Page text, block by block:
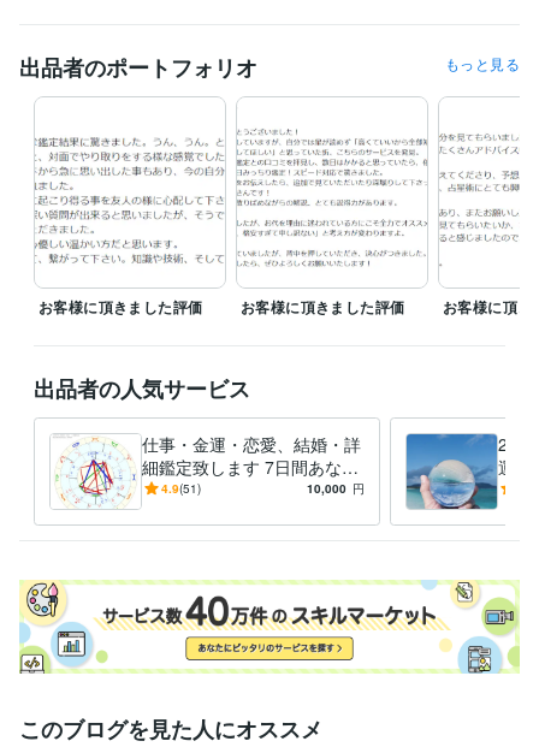
出品者のポートフォリオ もっと見る
お客様に頂きました評価 お客様に頂きました評価 お客様に頂き
出品者の人気サービス
仕事・金運・恋愛、結婚・詳
細鑑定致します 7日間あなた
を西洋占星術で占います。土
4.9(51) 10,000 円
運勢
ット
このブログを見た人にオススメ